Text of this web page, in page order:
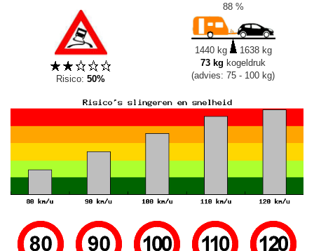
Risico:50%
88 %
1440 kg
1638 kg
73 kg kogeldruk
(advies: 75 - 100 kg)